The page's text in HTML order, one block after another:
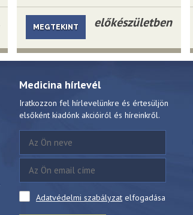
előkészületben
MEGTEKINT
Medicina hírlevél
Iratkozzon fel hírlevelünkre és értesüljön
elsőként kiadónk akcióiról és híreinkről.
Adatvédelmi szabályzat elfogadása